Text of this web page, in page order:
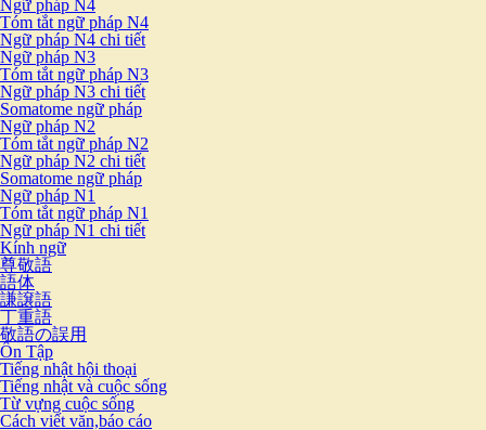
Ngữ pháp N4
Tóm tắt ngữ pháp N4
Ngữ pháp N4 chi tiết
Ngữ pháp N3
Tóm tắt ngữ pháp N3
Ngữ pháp N3 chi tiết
Somatome ngữ pháp
Ngữ pháp N2
Tóm tắt ngữ pháp N2
Ngữ pháp N2 chi tiết
Somatome ngữ pháp
Ngữ pháp N1
Tóm tắt ngữ pháp N1
Ngữ pháp N1 chi tiết
Kính ngữ
尊敬語
語体
謙譲語
丁重語
敬語の誤用
Ôn Tập
Tiếng nhật hội thoại
Tiếng nhật và cuộc sống
Từ vựng cuộc sống
Cách viết văn,báo cáo